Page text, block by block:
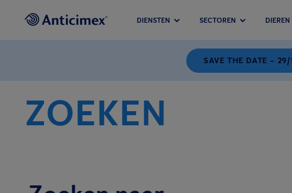
DIENSTEN SECTOREN DIEREN
SAVE THE DATE –
ZOEKEN